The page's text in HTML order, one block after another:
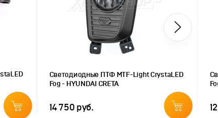
Светодиодные ПТФ MTF-Light CrystaLED
Fog - HYUNDAI CRETA
14 750 руб.